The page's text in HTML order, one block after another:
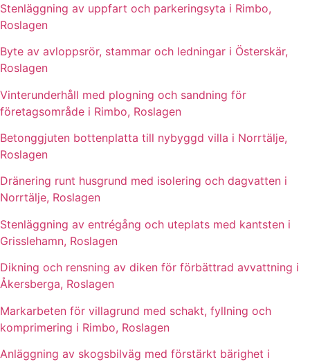
Stenläggning av uppfart och parkeringsyta i Rimbo,
Roslagen
Byte av avloppsrör, stammar och ledningar i Österskär,
Roslagen
Vinterunderhåll med plogning och sandning för
företagsområde i Rimbo, Roslagen
Betonggjuten bottenplatta till nybyggd villa i Norrtälje,
Roslagen
Dränering runt husgrund med isolering och dagvatten i
Norrtälje, Roslagen
Stenläggning av entrégång och uteplats med kantsten i
Grisslehamn, Roslagen
Dikning och rensning av diken för förbättrad avvattning i
Åkersberga, Roslagen
Markarbeten för villagrund med schakt, fyllning och
komprimering i Rimbo, Roslagen
Anläggning av skogsbilväg med förstärkt bärighet i